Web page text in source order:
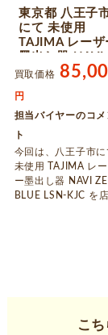
東京都 八王子
にて 未使用
TAJIMA レーザ
墨出し器 NAVI
ZERO BLUE
買取しました
買取価格
円
担当バイヤーのコメ
ト
今回は、八王子市に
未使用 TAJIMA レ
ー墨出し器 NAVI
BLUE LSN-KJC を
こ